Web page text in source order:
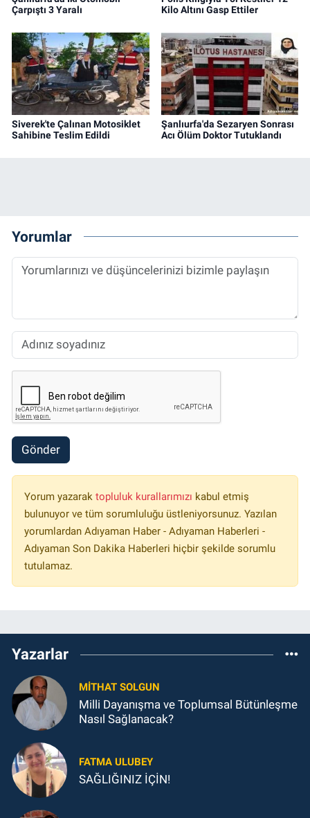
Çarpıştı 3 Yaralı
Kilo Altını Gasp Ettiler
Siverek'te Çalınan Motosiklet
Sahibine Teslim Edildi
Şanlıurfa'da Sezaryen Sonrası
Acı Ölüm Doktor Tutuklandı
Yorumlar
Gönder
Yorum yazarak topluluk kurallarımızı kabul etmiş
bulunuyor ve tüm sorumluluğu üstleniyorsunuz. Yazılan
yorumlardan Adıyaman Haber - Adıyaman Haberleri -
Adıyaman Son Dakika Haberleri hiçbir şekilde sorumlu
tutulamaz.
Yazarlar
MITHAT SOLGUN
Milli Dayanışma ve Toplumsal Bütünleşme
Nasıl Sağlanacak?
FATMA ULUBEY
SAĞLIĞINIZ İÇİN!